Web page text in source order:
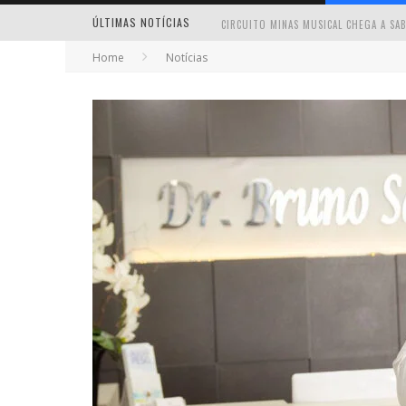
ÚLTIMAS NOTÍCIAS
MILTON GUEDES TRAZ TURNÊ
Home Notícias